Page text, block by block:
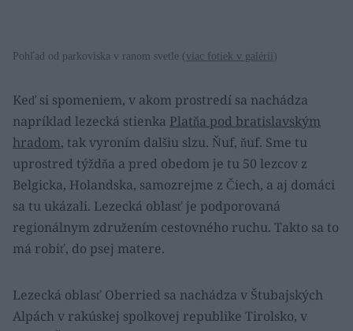
Pohľad od parkoviska v ranom svetle (viac fotiek v galérii )
Keď si spomeniem, v akom prostredí sa nachádza
napríklad lezecká stienka Platňa pod bratislavským
hradom, tak vyroním dalšiu slzu. Ňuf, ňuf. Sme tu
uprostred týždňa a pred obedom je tu 50 lezcov z
Belgicka, Holandska, samozrejme z Čiech, a aj domáci
sa tu ukázali. Lezecká oblasť je podporovaná
regionálnym združením cestovného ruchu. Takto sa to
má robiť, do psej matere.
Lezecká oblasť Oberried sa nachádza v Štubajských
Alpách v rakúskej spolkovej republike Tirolsko, v